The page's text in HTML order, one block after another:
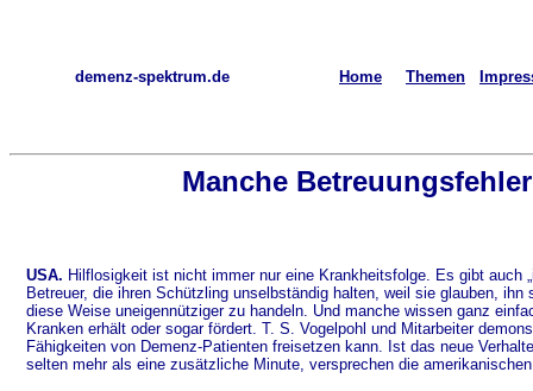
demenz-spektrum.de Home Themen
Manche
USA. Hilflosigkeit ist nicht immer nur eine Krankheitsfolge. Es gibt auch
Betreuer, die ihren Schützling unselbständig halten, weil sie glauben,
diese Weise uneigennütziger zu handeln. Und manche wissen ganz
Kranken erhält oder sogar fördert. T. S. Vogelpohl und Mitarbeiter
Fähigkeiten von Demenz-Patienten freisetzen kann. Ist das neue
selten mehr als eine zusätzliche Minute, versprechen die